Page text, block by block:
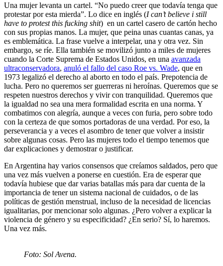
Una mujer levanta un cartel. “No puedo creer que todavía tenga que
protestar por esta mierda”. Lo dice en inglés (I can’t believe i still
have to protest this fucking shit) en un cartel casero de cartón hecho
con sus propias manos. La mujer, que peina unas cuantas canas, ya
es emblemática. La frase vuelve a interpelar, una y otra vez. Sin
embargo, se ríe. Ella también se movilizó junto a miles de mujeres
cuando la Corte Suprema de Estados Unidos, en una avanzada
ultraconservadora, anuló el fallo del caso Roe vs. Wade, que en
1973 legalizó el derecho al aborto en todo el país. Prepotencia de
lucha. Pero no queremos ser guerreras ni heroínas. Queremos que se
respeten nuestros derechos y vivir con tranquilidad. Queremos que
la igualdad no sea una mera formalidad escrita en una norma. Y
combatimos con alegría, aunque a veces con furia, pero sobre todo
con la certeza de que somos portadoras de una verdad. Por eso, la
perseverancia y a veces el asombro de tener que volver a insistir
sobre algunas cosas. Pero las mujeres todo el tiempo tenemos que
dar explicaciones y demostrar o justificar.
En Argentina hay varios consensos que creíamos saldados, pero que
una vez más vuelven a ponerse en cuestión. Era de esperar que
todavía hubiese que dar varias batallas más para dar cuenta de la
importancia de tener un sistema nacional de cuidados, o de las
políticas de gestión menstrual, incluso de la necesidad de licencias
igualitarias, por mencionar solo algunas. ¿Pero volver a explicar la
violencia de género y su especificidad? ¿En serio? Sí, lo haremos.
Una vez más.
Foto: Sol Avena.